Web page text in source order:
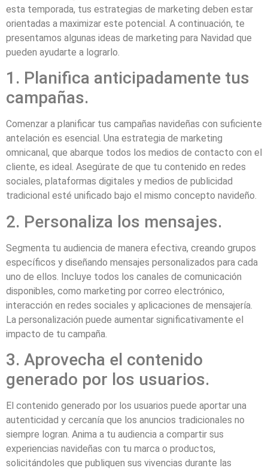
esta temporada, tus estrategias de marketing deben estar
orientadas a maximizar este potencial. A continuación, te
presentamos algunas ideas de marketing para Navidad que
pueden ayudarte a lograrlo.
1. Planifica anticipadamente tus
campañas.
Comenzar a planificar tus campañas navideñas con suficiente
antelación es esencial. Una estrategia de marketing
omnicanal, que abarque todos los medios de contacto con el
cliente, es ideal. Asegúrate de que tu contenido en redes
sociales, plataformas digitales y medios de publicidad
tradicional esté unificado bajo el mismo concepto navideño.
2. Personaliza los mensajes.
Segmenta tu audiencia de manera efectiva, creando grupos
específicos y diseñando mensajes personalizados para cada
uno de ellos. Incluye todos los canales de comunicación
disponibles, como marketing por correo electrónico,
interacción en redes sociales y aplicaciones de mensajería.
La personalización puede aumentar significativamente el
impacto de tu campaña.
3. Aprovecha el contenido
generado por los usuarios.
El contenido generado por los usuarios puede aportar una
autenticidad y cercanía que los anuncios tradicionales no
siempre logran. Anima a tu audiencia a compartir sus
experiencias navideñas con tu marca o productos,
solicitándoles que publiquen sus vivencias durante las